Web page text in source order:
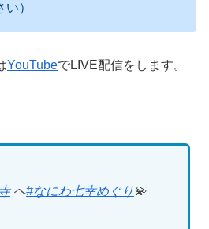
）
YouTubeでLIVE配信をします。
へ#なにわ七幸めぐり💫